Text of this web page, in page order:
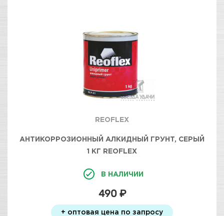
REOFLEX
АНТИКОРРОЗИОННЫЙ АЛКИДНЫЙ ГРУНТ, СЕРЫЙ
1 КГ REOFLEX
В НАЛИЧИИ
490 ₽
+ оптовая цена по запросу